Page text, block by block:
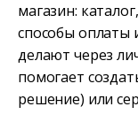
магазин:
способы оплаты
делают через
помогает
решение) или